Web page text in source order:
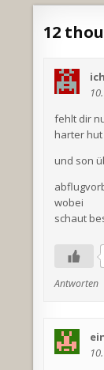
12
ich
fehlt dir
harter hut
und son
wobei
schaut
Antworten